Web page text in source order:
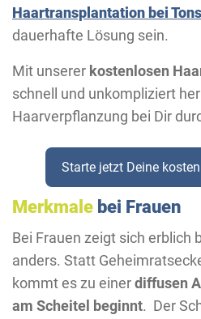
Haartransplantation bei
dauerhafte Lösung sein.
Mit unserer kostenlosen
schnell und unkompliziert
Haarverpflanzung bei Dir
Starte jetzt Deine
Merkmale bei Frauen
Bei Frauen zeigt sich erblich
anders. Statt
kommt es zu einerdiffusen
am Scheitel beginnt. Der